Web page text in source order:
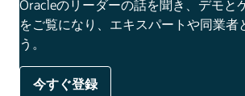
Oracleのリーダーの話を聞き、デモと
をご覧になり、エキスパートや同業者
う。
今すぐ登録